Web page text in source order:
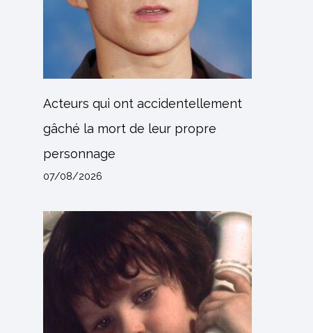
Acteurs qui ont accidentellement
gâché la mort de leur propre
personnage
07/08/2026